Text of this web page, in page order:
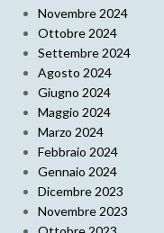
Novembre 2024
Ottobre 2024
Settembre 2024
Agosto 2024
Giugno 2024
Maggio 2024
Marzo 2024
Febbraio 2024
Gennaio 2024
Dicembre 2023
Novembre 2023